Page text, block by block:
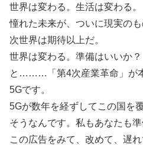
世界は変わる。生活は変わる。
憧れた未来が、ついに現実のも
次世界は期待以上だ。
世界は変わる。準備はいいか？
と………「第4次産業革命」が
5Gです。
5Gが数年を経ずしてこの国を
そうなんです。私もあなたも
この広告をみて、改めて、遅